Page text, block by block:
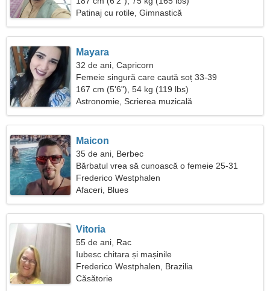
Patinaj cu rotile, Gimnastică
Mayara
32 de ani, Capricorn
Femeie singură care caută soț 33-39
167 cm (5'6"), 54 kg (119 lbs)
Astronomie, Scrierea muzicală
Maicon
35 de ani, Berbec
Bărbatul vrea să cunoască o femeie 25-31
Frederico Westphalen
Afaceri, Blues
Vitoria
55 de ani, Rac
Iubesc chitara și mașinile
Frederico Westphalen, Brazilia
Căsătorie